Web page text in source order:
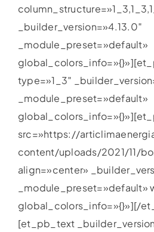
_builder_version=»4.13.0″
_module_preset=»default»
type=»1_3″
_module_preset=»default»
src=»https://
content/uploads/2021/11/
align=»center»
_module_preset=»default»
global_colors_info=»{}»][/
[et_pb_text